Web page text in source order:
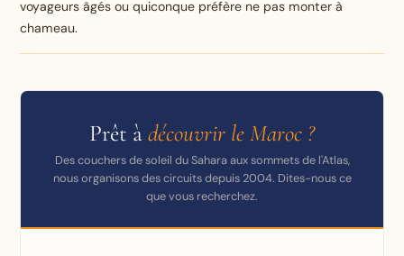
voyageurs âgés ou quiconque préfère ne pas monter à
chameau.
Prêt àdécouvrir le Maroc ?
Des couchers de soleil du Sahara aux sommets de l'Atlas,
nous organisons des circuits depuis 2004. Dites-nous ce
que vous recherchez.